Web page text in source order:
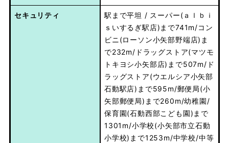
セキュリティ
駅まで平坦 / スーパー(ａｌｂｉ
ｓいするぎ駅店)まで741m/コン
ビニ(ローソン小矢部野端店)ま
で232m/ドラッグストア(マツモ
トキヨシ小矢部店)まで507m/ド
ラッグストア(ウエルシア小矢部
石動駅店)まで595m/郵便局(小
矢部郵便局)まで260m/幼稚園/
保育園(石動西部こども園)まで
1301m/小学校(小矢部市立石動
小学校)まで1253m/中学校/中等